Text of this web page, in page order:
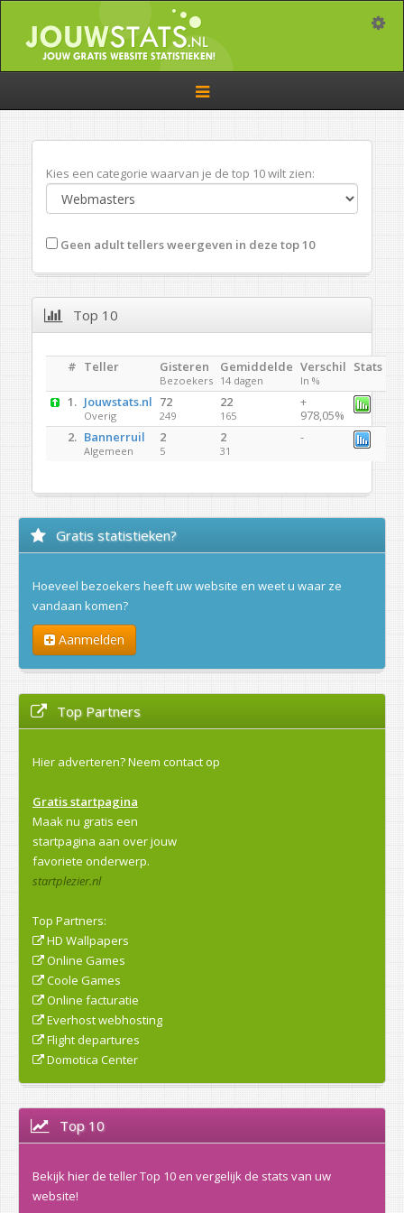
Toggle
navigation
Kies een categorie waarvan je de top 10 wilt zien:
Geen adult tellers weergeven in deze top 10
Top 10
# Teller Gisteren
Bezoekers
Gemiddelde
14 dagen
Verschil
In %
Stats
1. Jouwstats.nl
Overig
72
249
22
165
+
978,05%
2. Bannerruil
Algemeen
2
5
2
31
-
Gratis statistieken?
Hoeveel bezoekers heeft uw website en weet u waar ze
vandaan komen?
Aanmelden
Top Partners
Hier adverteren?Neem contact op
Gratis startpagina
Maak nu gratis een
startpagina aan over jouw
favoriete onderwerp.
startplezier.nl
Top Partners:
HD Wallpapers
Online Games
Coole Games
Online facturatie
Everhost webhosting
Flight departures
Domotica Center
Top 10
Bekijk hier de teller Top 10 en vergelijk de stats van uw
website!